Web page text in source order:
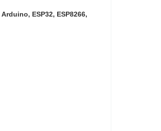
Arduino, ESP32, ESP8266,